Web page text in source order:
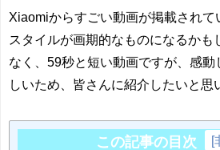
Xiaomiからすごい動画が掲載されて
スタイルが画期的なものになるかも
なく、59秒と短い動画ですが、感動
しいため、皆さんに紹介したいと思
この記事の目次 [